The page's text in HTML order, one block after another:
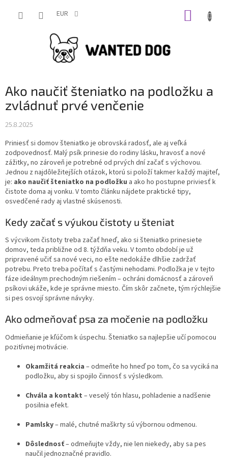
EUR
Ako naučiť šteniatko na podložku a
zvládnuť prvé venčenie
25.8.2025
Priniesť si domov šteniatko je obrovská radosť, ale aj veľká
zodpovednosť. Malý psík prinesie do rodiny lásku, hravosť a nové
zážitky, no zároveň je potrebné od prvých dní začať s výchovou.
Jednou z najdôležitejších otázok, ktorú si položí takmer každý majiteľ,
je: ako naučiť šteniatko na podložku a ako ho postupne priviesť k
čistote doma aj vonku. V tomto článku nájdete praktické tipy,
osvedčené rady aj vlastné skúsenosti.
Kedy začať s výukou čistoty u šteniat
S výcvikom čistoty treba začať hneď, ako si šteniatko prinesiete
domov, teda približne od 8. týždňa veku. V tomto období je už
pripravené učiť sa nové veci, no ešte nedokáže dlhšie zadržať
potrebu. Preto treba počítať s častými nehodami. Podložka je v tejto
fáze ideálnym prechodným riešením – ochráni domácnosť a zároveň
psíkovi ukáže, kde je správne miesto. Čím skôr začnete, tým rýchlejšie
si pes osvojí správne návyky.
Ako odmeňovať psa za močenie na podložku
Odmieňanie je kľúčom k úspechu. Šteniatko sa najlepšie učí pomocou
pozitívnej motivácie.
Okamžitá reakcia – odmeňte ho hneď po tom, čo sa vyciká na
podložku, aby si spojilo činnosť s výsledkom.
Chvála a kontakt – veselý tón hlasu, pohladenie a nadšenie
posilnia efekt.
Pamlsky– malé, chutné maškrty sú výbornou odmenou.
Dôslednosť– odmeňujte vždy, nie len niekedy, aby sa pes
naučil jednoznačné pravidlo.